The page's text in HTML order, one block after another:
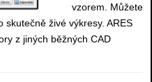
vzorem. Můžete
živé výkresy. ARES
z jiných běžných CAD